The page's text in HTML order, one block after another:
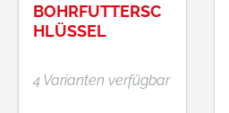
BOHRFUTTERSC
HLÜSSEL
4 Varianten verfügbar